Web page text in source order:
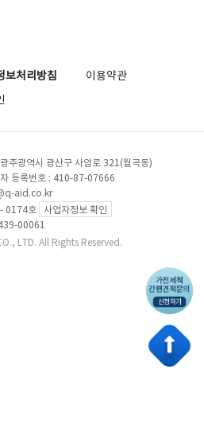
보처리방침
이용약관
광역시 광산구 사암로 321(월곡동)
등록번호 : 410-87-07666
aid.co.kr
0174호
사업자정보 확인
00061
LTD. All Rights Reserved.